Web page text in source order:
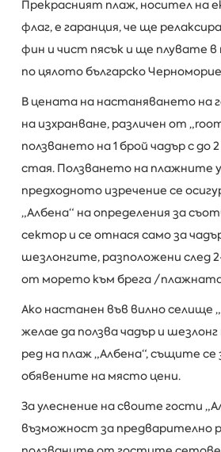
Прекрасният плаж, носител на
флаг, е гаранция, че ще
фин и чист пясък и ще плувате
по цялото българско
В цената на настаняването на
на изхранване, различен от
ползването на 1 брой чадър с до
стая. Ползването на плажните
предходното изречение се
„Албена“ на определения за
сектор и се отнася само за
шезлонгите, разположени след
от морето към брега /
Ако настанен във вилно селище
желае да ползва чадър и
ред на плаж „Албена“, същите
обявените на място цени.
За улеснение на своите гости
възможност за предварително